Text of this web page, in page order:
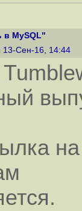
в MySQL"
13-Сен-16, 14:44